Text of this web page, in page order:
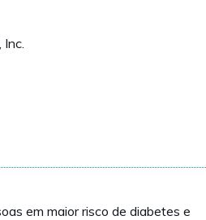
Inc.
em maior risco de diabetes e